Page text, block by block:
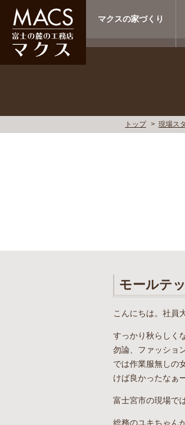
マクスの家づくり
トップ 現場ス
モールテ
こんにちは。社員
すっかり秋らしく
勿論、ファッショ
では作業服無しの
けば良かったなぁ
富士宮市の現場で
総務のユキちゃん